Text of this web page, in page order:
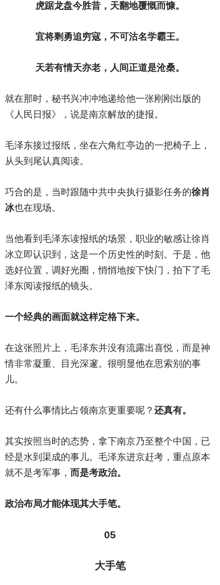
虎踞龙盘今胜昔，天翻地覆慨而慷。
宜将剩勇追穷寇，不可沽名学霸王。
天若有情天亦老，人间正道是沧桑。
就在那时，秘书兴冲冲地递给他一张刚刚出版的
《人民日报》，说是南京解放的捷报。
毛泽东接过报纸，坐在六角红亭边的一把椅子上，
从头到尾认真阅读。
巧合的是，当时跟随中共中央执行摄影任务的徐肖
冰也在现场。
当他看到毛泽东读报纸的场景，职业的敏感让徐肖
冰立即认识到，这是一个历史性的时刻。于是，他
选好位置，调好光圈，悄悄地按下快门，拍下了毛
泽东阅读报纸的镜头。
一个经典的画面就这样定格下来。
在这张照片上，毛泽东并没有流露出喜悦，而是神
情非常凝重、目光深邃。很明显他在思索别的事
儿。
还有什么事情比占领南京更重要呢？ 还真有。
其实按照当时的态势，拿下南京乃至整个中国，已
经是水到渠成的事儿。毛泽东进京赶考，重点原本
就不是考军事， 而是考政治。
政治布局才能体现其大手笔。
05
大手笔